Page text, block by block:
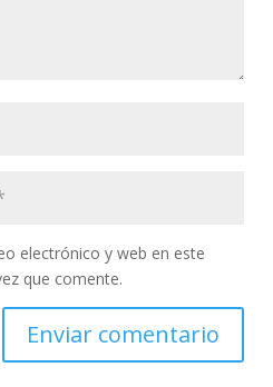
electrónico y web en este
que comente.